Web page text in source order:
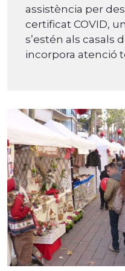
assistència per
certificat COVID,
s’estén als casals
incorpora atenció